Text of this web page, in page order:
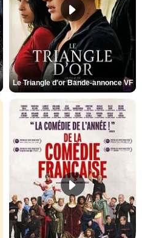
Le Triangle d'or Bande-annonce VF